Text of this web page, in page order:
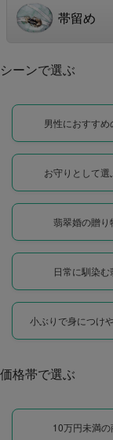
帯留め
シーンで選ぶ
男性におすすめ
お守りとして選
翡翠婚の贈り
日常に馴染む
小ぶりで身につけ
価格帯で選ぶ
10万円未満の